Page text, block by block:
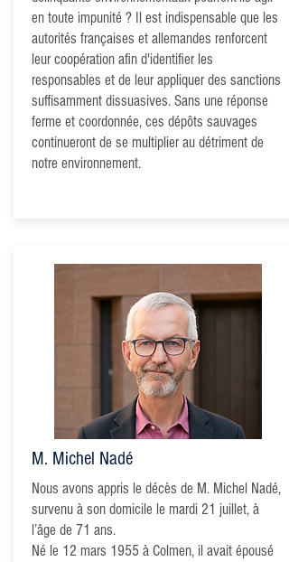
en toute impunité ? Il est indispensable que les
autorités françaises et allemandes renforcent
leur coopération afin d'identifier les
responsables et de leur appliquer des sanctions
suffisamment dissuasives. Sans une réponse
ferme et coordonnée, ces dépôts sauvages
continueront de se multiplier au détriment de
notre environnement.
M. Michel Nadé
Nous avons appris le décès de M. Michel Nadé,
survenu à son domicile le mardi 21 juillet, à
l’âge de 71 ans.
Né le 12 mars 1955 à Colmen, il avait épousé